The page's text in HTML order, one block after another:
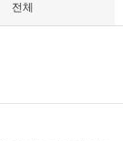
전체